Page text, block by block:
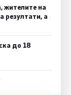
жителите на
резултати, а
до 18